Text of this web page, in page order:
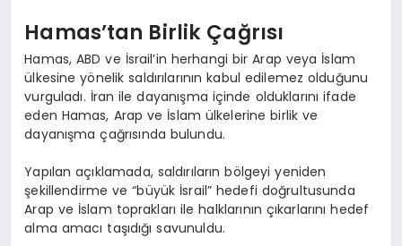
Hamas’tan Birlik Çağrısı
Hamas, ABD ve İsrail’in herhangi bir Arap veya İslam
ülkesine yönelik saldırılarının kabul edilemez olduğunu
vurguladı. İran ile dayanışma içinde olduklarını ifade
eden Hamas, Arap ve İslam ülkelerine birlik ve
dayanışma çağrısında bulundu.
Yapılan açıklamada, saldırıların bölgeyi yeniden
şekillendirme ve “büyük İsrail” hedefi doğrultusunda
Arap ve İslam toprakları ile halklarının çıkarlarını hedef
alma amacı taşıdığı savunuldu.